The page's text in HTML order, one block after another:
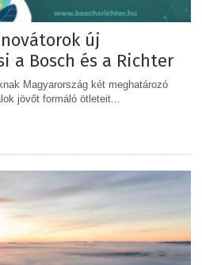
új
a Bosch és a Richter
Magyarország két meghatározó
jövőt formáló ötleteit...